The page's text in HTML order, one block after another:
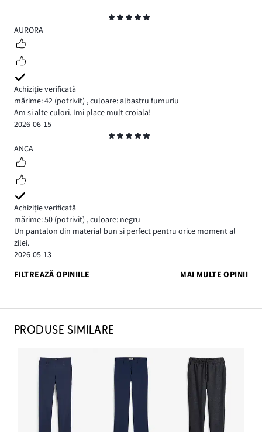
5
AURORA
Achiziție verificată
mărime: 42 (potrivit) ,culoare: albastru fumuriu
Am si alte culori. Imi place mult croiala!
2026-06-15
5
ANCA
Achiziție verificată
mărime: 50 (potrivit) ,culoare: negru
Un pantalon din material bun si perfect pentru orice moment al
zilei.
2026-05-13
FILTREAZĂ OPINIILE
MAI MULTE OPINII
PRODUSE SIMILARE